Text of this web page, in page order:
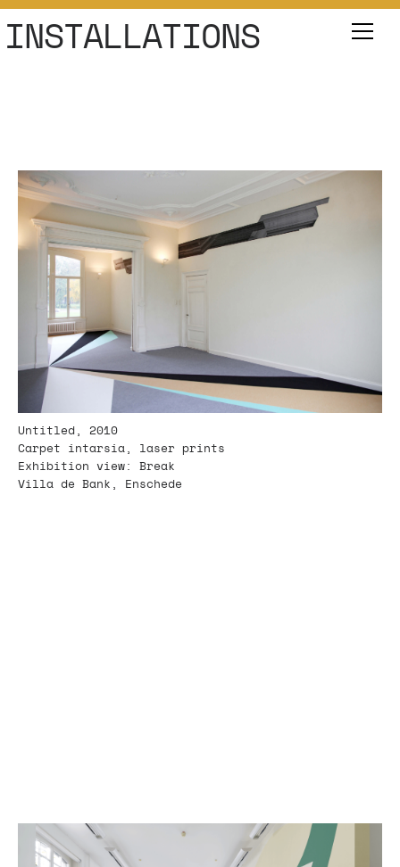
INSTALLATIONS
Untitled, 2010
Carpet intarsia, laser prints
Exhibition view: Break
Villa de Bank, Enschede